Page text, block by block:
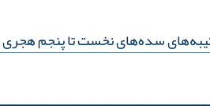
سده‌های نخست تا پنجم هجری